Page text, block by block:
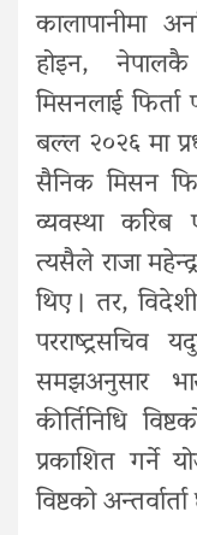
कालापानीमा
होइन,
मिसनलाई फिर्ता
बल्ल २०२६ मा
सैनिक मिसन
व्यवस्था
त्यसैले राजा
थिए । तर,
समझअनुसार
कीर्तिनिधि
प्रकाशित गर्ने
विष्टको